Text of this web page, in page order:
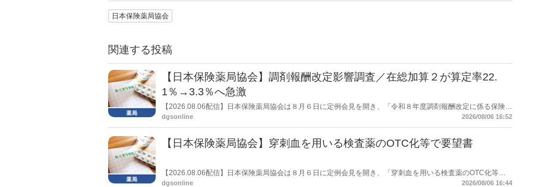
日本保険薬局協会
関連する投稿
【日本保険薬局協会】調剤報酬改定影響調査／在総加算２が算定率22.
1％→3.3％へ急激
【2026.08.06配信】日本保険薬局協会は８月６日に定例会見を開き、「令和８年度調剤報酬改定に係る保険薬
局への影響」の調査結果を公表した。在宅分野では、在宅薬学総合体制加算2の算定率が22.1％から3.3％へ大
dgsonline 2026/08/06 16:52
【日本保険薬局協会】穿刺血を用いる検査薬のOTC化等で要望書
【2026.08.06配信】日本保険薬局協会は８月６日に定例会見を開き、「穿刺血を用いる検査薬のOTC化等に
関する要望書」を厚生労働省 医薬局長宛に提出したことを説明した。
dgsonline 2026/08/06 16:44